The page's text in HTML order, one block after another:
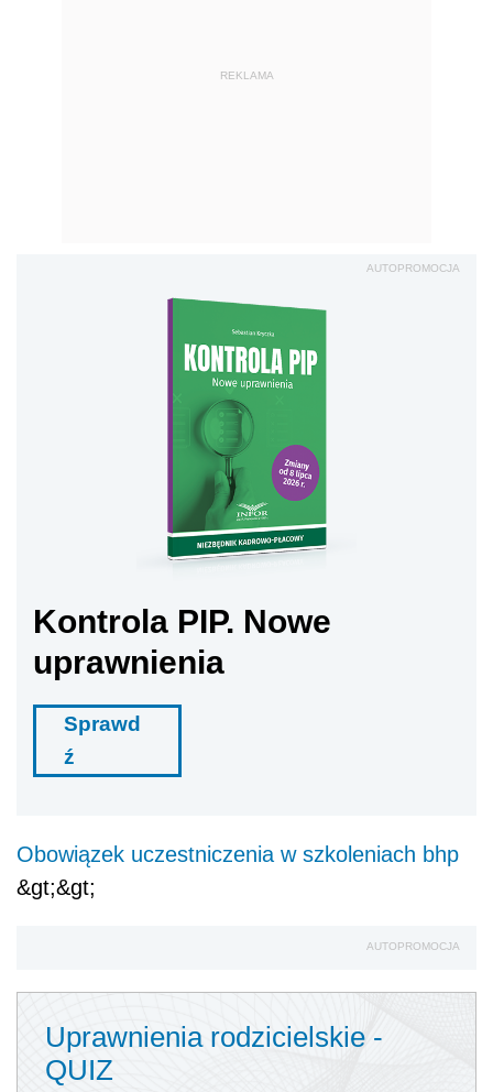
REKLAMA
AUTOPROMOCJA
Kontrola PIP. Nowe
uprawnienia
Sprawd
ź
Obowiązek uczestniczenia w szkoleniach bhp
&gt;&gt;
AUTOPROMOCJA
Uprawnienia rodzicielskie -
QUIZ